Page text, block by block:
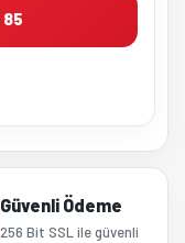
85
Güvenli Ödeme
256 Bit SSL ile güvenli